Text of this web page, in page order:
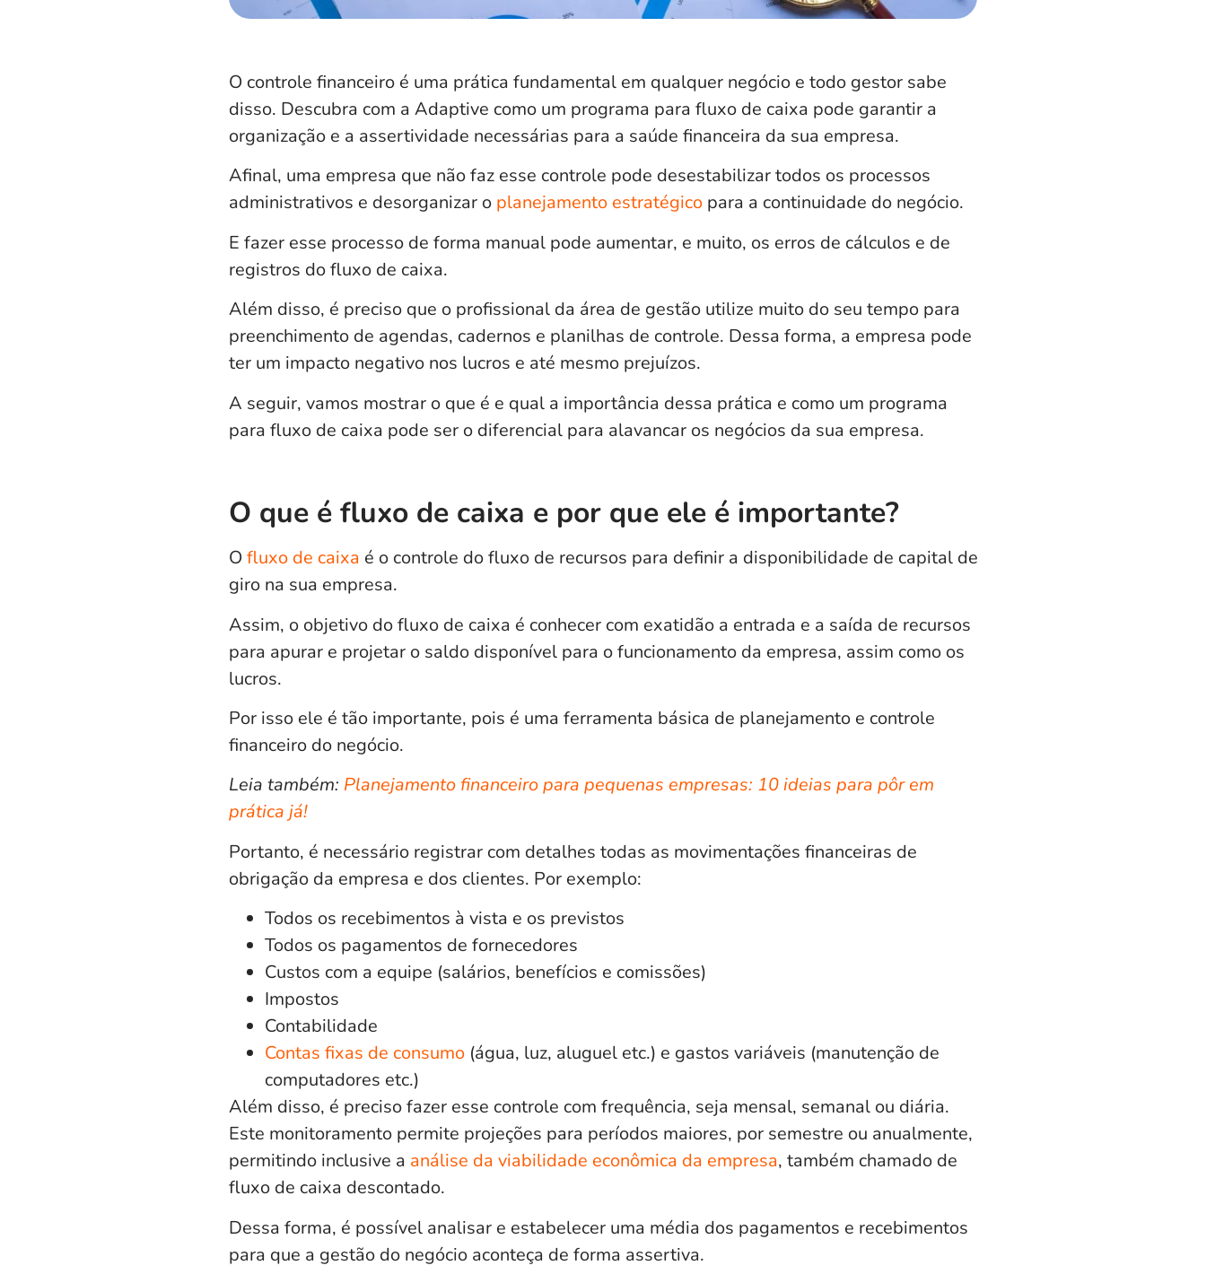
O controle financeiro é uma prática fundamental em qualquer negócio e todo gestor sabe
disso. Descubra com a Adaptive como um programa para fluxo de caixa pode garantir a
organização e a assertividade necessárias para a saúde financeira da sua empresa.
Afinal, uma empresa que não faz esse controle pode desestabilizar todos os processos
administrativos e desorganizar o planejamento estratégicopara a continuidade do negócio.
E fazer esse processo de forma manual pode aumentar, e muito, os erros de cálculos e de
registros do fluxo de caixa.
Além disso, é preciso que o profissional da área de gestão utilize muito do seu tempo para
preenchimento de agendas, cadernos e planilhas de controle. Dessa forma, a empresa pode
ter um impacto negativo nos lucros e até mesmo prejuízos.
A seguir, vamos mostrar o que é e qual a importância dessa prática e como um programa
para fluxo de caixa pode ser o diferencial para alavancar os negócios da sua empresa.
O que é fluxo de caixa e por que ele é importante?
O fluxo de caixa é o controle do fluxo de recursos para definir a disponibilidade de capital de
giro na sua empresa.
Assim, o objetivo do fluxo de caixa é conhecer com exatidão a entrada e a saída de recursos
para apurar e projetar o saldo disponível para o funcionamento da empresa, assim como os
lucros.
Por isso ele é tão importante, pois é uma ferramenta básica de planejamento e controle
financeiro do negócio.
Leia também: Planejamento financeiro para pequenas empresas: 10 ideias para pôr em
prática já!
Portanto, é necessário registrar com detalhes todas as movimentações financeiras de
obrigação da empresa e dos clientes. Por exemplo:
Todos os recebimentos à vista e os previstos
Todos os pagamentos de fornecedores
Custos com a equipe (salários, benefícios e comissões)
Impostos
Contabilidade
Contas fixas de consumo(água, luz, aluguel etc.) e gastos variáveis (manutenção de
computadores etc.)
Além disso, é preciso fazer esse controle com frequência, seja mensal, semanal ou diária.
Este monitoramento permite projeções para períodos maiores, por semestre ou anualmente,
permitindo inclusive a análise da viabilidade econômica da empresa, também chamado de
fluxo de caixa descontado.
Dessa forma, é possível analisar e estabelecer uma média dos pagamentos e recebimentos
para que a gestão do negócio aconteça de forma assertiva.